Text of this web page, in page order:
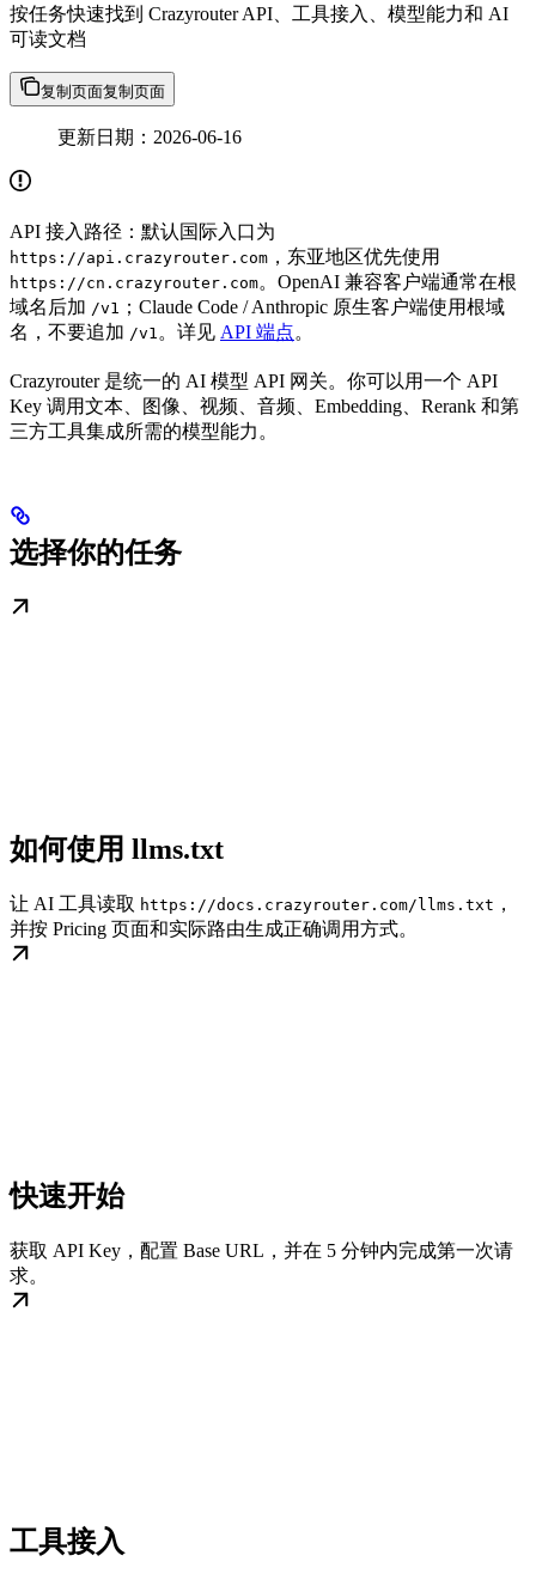
按任务快速找到 Crazyrouter API、工具接入、模型能力和 AI
可读文档
复制页面复制页面
更新日期：2026-06-16
API 接入路径：默认国际入口为
https://api.crazyrouter.com ，东亚地区优先使用
https://cn.crazyrouter.com。OpenAI 兼容客户端通常在根
域名后加 /v1
；Claude Code / Anthropic 原生客户端使用根域
名，不要追加 /v1 。详见 API 端点。
Crazyrouter 是统一的 AI 模型 API 网关。你可以用一个 API
Key 调用文本、图像、视频、音频、Embedding、Rerank 和第
三方工具集成所需的模型能力。
选择你的任务
如何使用 llms.txt
让 AI 工具读取 https://docs.crazyrouter.com/llms.txt ，
并按 Pricing 页面和实际路由生成正确调用方式。
快速开始
获取 API Key，配置 Base URL，并在 5 分钟内完成第一次请
求。
工具接入